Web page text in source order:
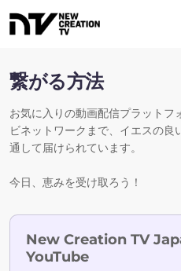
繋がる方法
お気に入りの動画配信プラットフ
ビネットワークまで、イエスの
通して届けられています。
今日、恵みを受け取ろう！
New Creation TV
YouTube